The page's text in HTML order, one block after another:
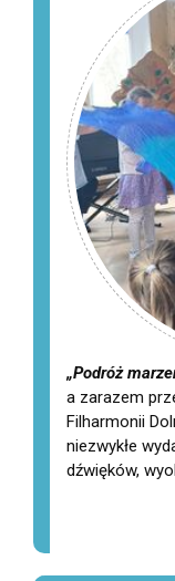
„Podróż
a zarazem
Filharmonii
niezwykłe
dźwięków,